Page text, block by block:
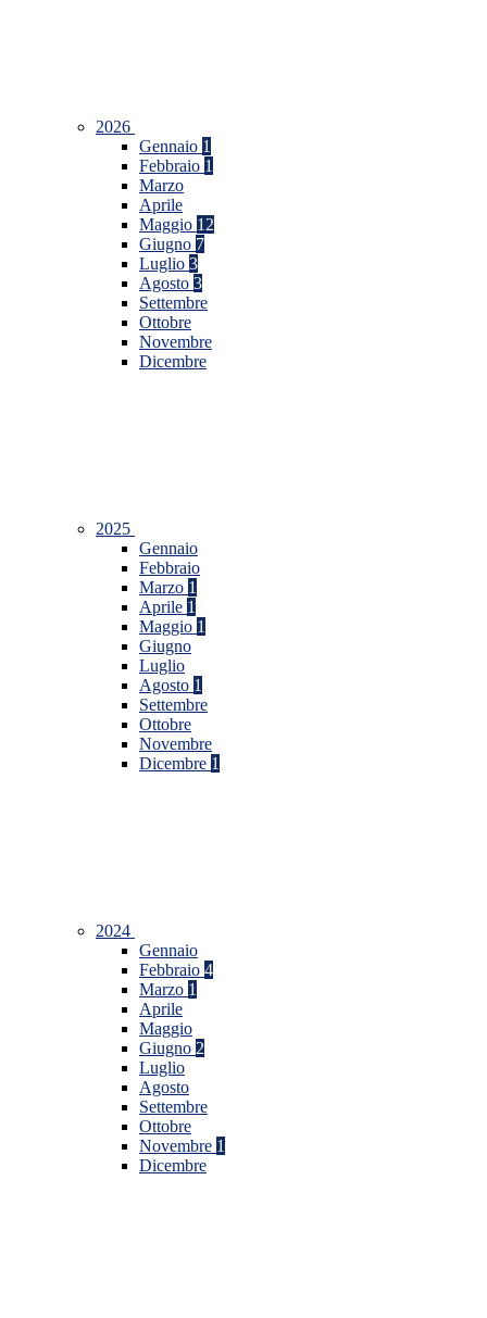
2026
Gennaio 1
Febbraio 1
Marzo
Aprile
Maggio 12
Giugno 7
Luglio 3
Agosto 3
Settembre
Ottobre
Novembre
Dicembre
2025
Gennaio
Febbraio
Marzo 1
Aprile 1
Maggio 1
Giugno
Luglio
Agosto 1
Settembre
Ottobre
Novembre
Dicembre 1
2024
Gennaio
Febbraio 4
Marzo 1
Aprile
Maggio
Giugno 2
Luglio
Agosto
Settembre
Ottobre
Novembre 1
Dicembre